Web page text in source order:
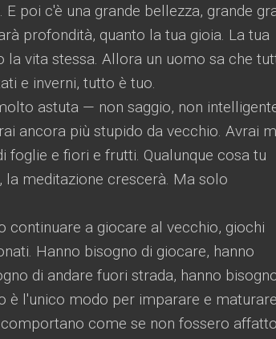
poi c'è una grande bellezza, grande
profondità, quanto la tua gioia. La tua
vita stessa. Allora un uomo sa che
e inverni, tutto è tuo.
astuta — non saggio, non
ancora più stupido da vecchio. Avrai
e fiori e frutti. Qualunque cosa tu
meditazione crescerà. Ma solo
continuare a giocare al vecchio, giochi
Hanno bisogno di giocare, hanno
di andare fuori strada, hanno
l'unico modo per imparare e
come se non fossero affatto